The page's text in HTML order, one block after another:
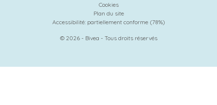
Cookies
Plan du site
Accessibilité: partiellement conforme (78%)
© 2026 - Bivea - Tous droits réservés